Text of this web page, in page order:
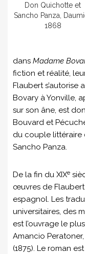
Don Quichotte et
Sancho Panza,
1868
dans Madame
fiction et réalité,
Flaubert s’autorise
Bovary à Yonville,
sur son âne, est
Bouvard et
du couple littéraire
Sancho Panza.
De la fin du XIXe
œuvres de
espagnol. Les
universitaires, des
est l’ouvrage le
Amancio
(1875). Le roman